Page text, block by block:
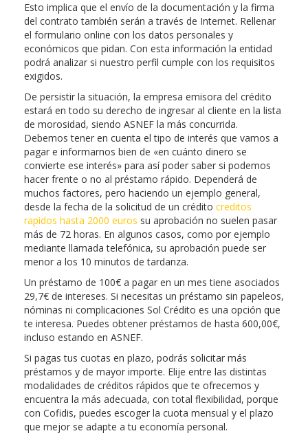
Esto implica que el envío de la documentación y la firma
del contrato también serán a través de Internet. Rellenar
el formulario online con los datos personales y
económicos que pidan. Con esta información la entidad
podrá analizar si nuestro perfil cumple con los requisitos
exigidos.
De persistir la situación, la empresa emisora del crédito
estará en todo su derecho de ingresar al cliente en la lista
de morosidad, siendo ASNEF la más concurrida.
Debemos tener en cuenta el tipo de interés que vamos a
pagar e informarnos bien de «en cuánto dinero se
convierte ese interés» para así poder saber si podemos
hacer frente o no al préstamo rápido. Dependerá de
muchos factores, pero haciendo un ejemplo general,
desde la fecha de la solicitud de un crédito creditos
rapidos hasta 2000 euros su aprobación no suelen pasar
más de 72 horas. En algunos casos, como por ejemplo
mediante llamada telefónica, su aprobación puede ser
menor a los 10 minutos de tardanza.
Un préstamo de 100€ a pagar en un mes tiene asociados
29,7€ de intereses. Si necesitas un préstamo sin papeleos,
nóminas ni complicaciones Sol Crédito es una opción que
te interesa. Puedes obtener préstamos de hasta 600,00€,
incluso estando en ASNEF.
Si pagas tus cuotas en plazo, podrás solicitar más
préstamos y de mayor importe. Elije entre las distintas
modalidades de créditos rápidos que te ofrecemos y
encuentra la más adecuada, con total flexibilidad, porque
con Cofidis, puedes escoger la cuota mensual y el plazo
que mejor se adapte a tu economía personal.